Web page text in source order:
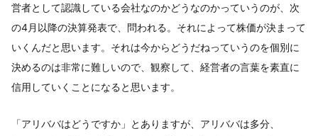
営者として認識している会社なのかどうなのかっていうのが、次
の4月以降の決算発表で、問われる。それによって株価が決まって
いくんだと思います。それは今からどうだねっていうのを個別に
決めるのは非常に難しいので、観察して、経営者の言葉を素直に
信用していくことになると思います。
「アリババはどうですか」とありますが、アリババは多分、